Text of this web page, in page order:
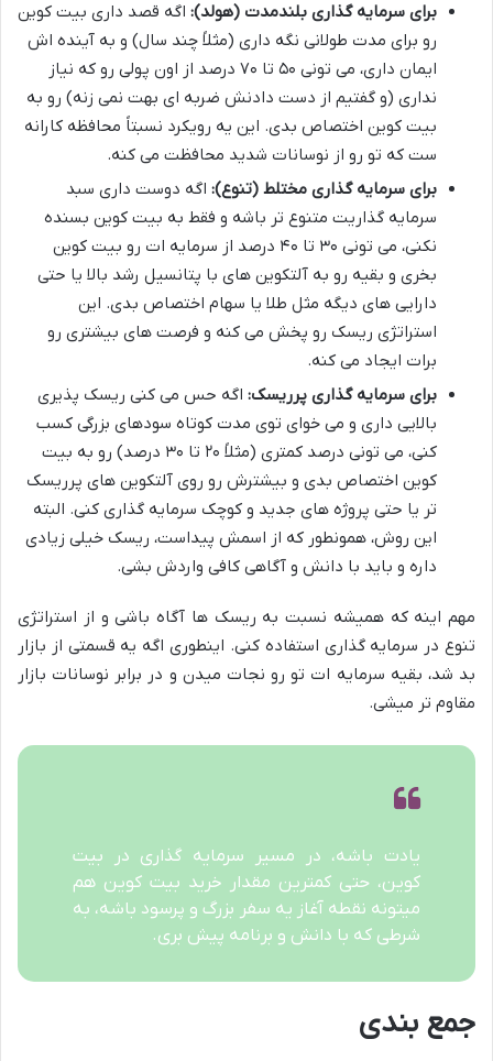
برای سرمایه گذاری بلندمدت (هولد): اگه قصد داری بیت کوین
رو برای مدت طولانی نگه داری (مثلاً چند سال) و به آینده اش
ایمان داری، می تونی ۵۰ تا ۷۰ درصد از اون پولی رو که نیاز
نداری (و گفتیم از دست دادنش ضربه ای بهت نمی زنه) رو به
بیت کوین اختصاص بدی. این یه رویکرد نسبتاً محافظه کارانه
ست که تو رو از نوسانات شدید محافظت می کنه.
برای سرمایه گذاری مختلط (تنوع): اگه دوست داری سبد
سرمایه گذاریت متنوع تر باشه و فقط به بیت کوین بسنده
نکنی، می تونی ۳۰ تا ۴۰ درصد از سرمایه ات رو بیت کوین
بخری و بقیه رو به آلتکوین های با پتانسیل رشد بالا یا حتی
دارایی های دیگه مثل طلا یا سهام اختصاص بدی. این
استراتژی ریسک رو پخش می کنه و فرصت های بیشتری رو
برات ایجاد می کنه.
برای سرمایه گذاری پرریسک: اگه حس می کنی ریسک پذیری
بالایی داری و می خوای توی مدت کوتاه سودهای بزرگی کسب
کنی، می تونی درصد کمتری (مثلاً ۲۰ تا ۳۰ درصد) رو به بیت
کوین اختصاص بدی و بیشترش رو روی آلتکوین های پرریسک
تر یا حتی پروژه های جدید و کوچک سرمایه گذاری کنی. البته
این روش، همونطور که از اسمش پیداست، ریسک خیلی زیادی
داره و باید با دانش و آگاهی کافی واردش بشی.
مهم اینه که همیشه نسبت به ریسک ها آگاه باشی و از استراتژی
تنوع در سرمایه گذاری استفاده کنی. اینطوری اگه یه قسمتی از بازار
بد شد، بقیه سرمایه ات تو رو نجات میدن و در برابر نوسانات بازار
مقاوم تر میشی.
یادت باشه، در مسیر سرمایه گذاری در بیت
کوین، حتی کمترین مقدار خرید بیت کوین هم
میتونه نقطه آغاز یه سفر بزرگ و پرسود باشه، به
شرطی که با دانش و برنامه پیش بری.
جمع بندی